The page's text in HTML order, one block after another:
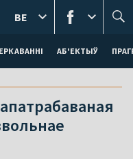
АБ'ЕКТЫЎ
BE